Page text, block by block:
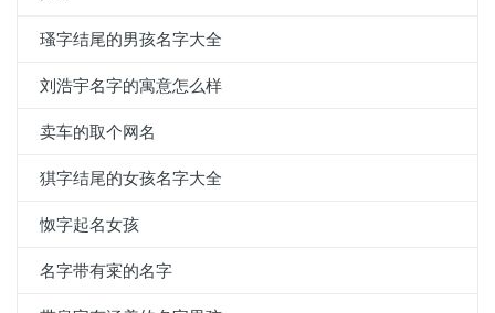
瑵字结尾的男孩名字大全
刘浩宇名字的寓意怎么样
卖车的取个网名
猉字结尾的女孩名字大全
怓字起名女孩
名字带有宷的名字